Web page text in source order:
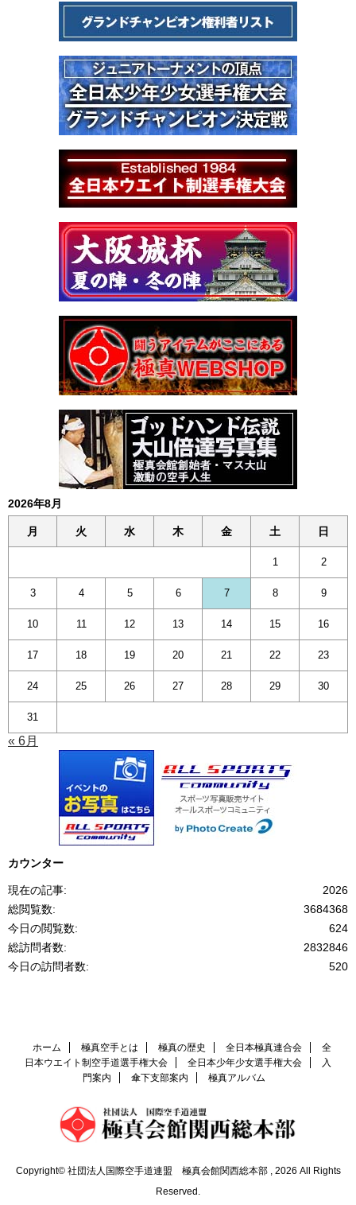
2026年8月
月 火 水 木 金 土 日
1 2
3 4 5 6 7 8 9
10 11 12 13 14 15 16
17 18 19 20 21 22 23
24 25 26 27 28 29 30
31
« 6月
カウンター
2026
現在の記事:
3684368
総閲覧数:
624
今日の閲覧数:
2832846
総訪問者数:
520
今日の訪問者数:
ホーム 極真空手とは 極真の歴史 全日本極真連合会
全
日本ウエイト制空手道選手権大会
全日本少年少女選手権大会
入
門案内
傘下支部案内 極真アルバム
Copyright© 社団法人国際空手道連盟 極真会館関西総本部 , 2026 All Rights
Reserved.